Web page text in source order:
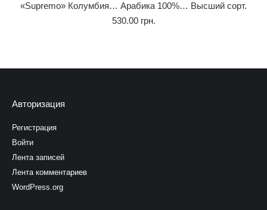
«Supremo» Колумбия… Арабика 100%… Высший сорт.
530.00 грн.
Авторизация
Регистрация
Войти
Лента записей
Лента комментариев
WordPress.org